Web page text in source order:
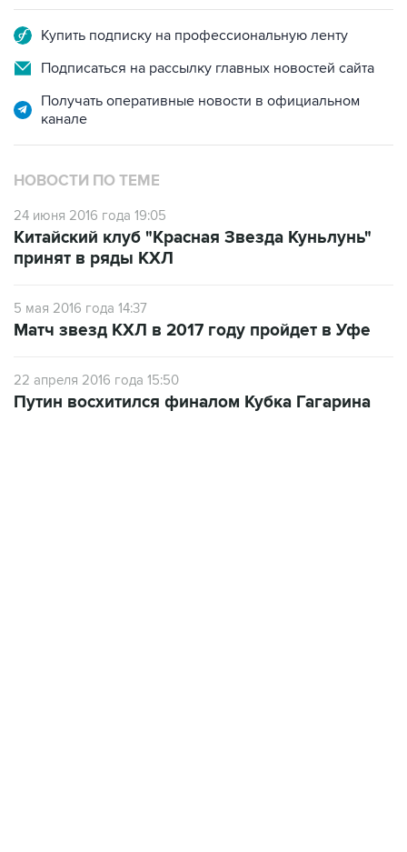
Купить подписку на профессиональную ленту
Подписаться на рассылку главных новостей сайта
Получать оперативные новости в официальном
канале
НОВОСТИ ПО ТЕМЕ
24 июня 2016 года 19:05
Китайский клуб "Красная Звезда Куньлунь"
принят в ряды КХЛ
5 мая 2016 года 14:37
Матч звезд КХЛ в 2017 году пройдет в Уфе
22 апреля 2016 года 15:50
Путин восхитился финалом Кубка Гагарина